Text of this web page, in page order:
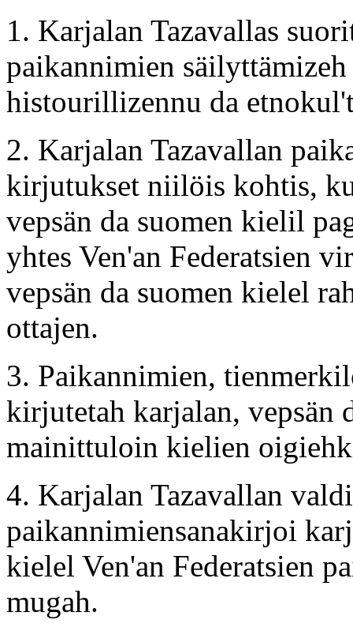
1. Karjalan Tazavallas
paikannimien
histourillizennu da
2. Karjalan Tazavallan
kirjutukset niilöis kohtis,
vepsän da suomen kielil
yhtes Ven'an Federatsien
vepsän da suomen kielel
ottajen.
3. Paikannimien,
kirjutetah karjalan, vepsän
mainittuloin kielien
4. Karjalan Tazavallan
paikannimiensanakirjoi
kielel Ven'an Federatsien
mugah.